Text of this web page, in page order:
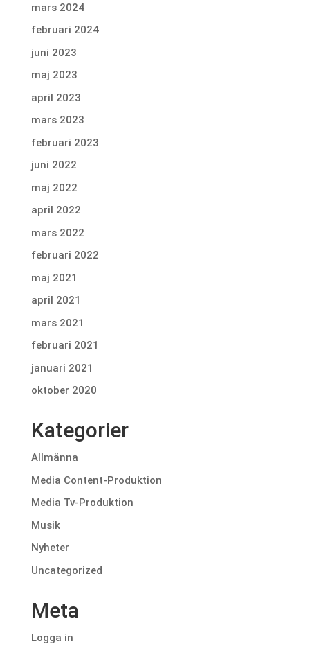
mars 2024
februari 2024
juni 2023
maj 2023
april 2023
mars 2023
februari 2023
juni 2022
maj 2022
april 2022
mars 2022
februari 2022
maj 2021
april 2021
mars 2021
februari 2021
januari 2021
oktober 2020
Kategorier
Allmänna
Media Content-Produktion
Media Tv-Produktion
Musik
Nyheter
Uncategorized
Meta
Logga in